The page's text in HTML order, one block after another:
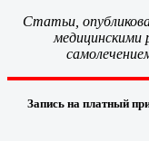
Статьи,
медицинскими
Запись на платный